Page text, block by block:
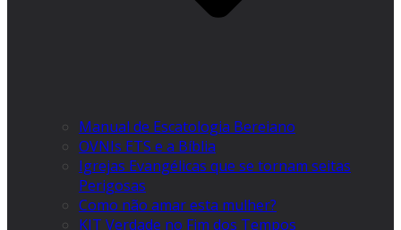
Manual de Escatologia Bereiano
OVNIs ETS e a Bíblia
Igrejas Evangélicas que se tornam seitas
Perigosas
Como não amar esta mulher?
KIT Verdade no Fim dos Tempos